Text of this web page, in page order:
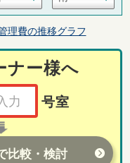
理費の推移グラフ
ナー様へ
号室
比較・検討